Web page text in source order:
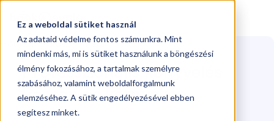
Ez a weboldal sütiket használ
Az adataid védelme fontos számunkra. Mint
mindenki más, mi is sütiket használunk a böngészési
élmény fokozásához, a tartalmak személyre
szabásához, valamint weboldalforgalmunk
elemzéséhez. A sütik engedélyezésével ebben
segítesz minket.
Főoldal / Városok / Pécs
Professzionális könyvelés
Pécsenés környékén